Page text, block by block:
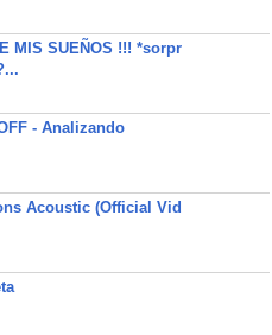
MIS SUEÑOS !!! *sorpr
- Analizando
Acoustic (Official Vid